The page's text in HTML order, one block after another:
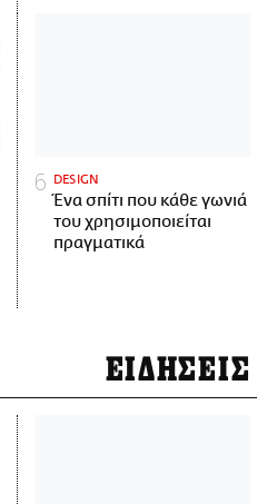
DESIGN
Ένα σπίτι που κάθε γωνιά
του χρησιμοποιείται
πραγματικά
ΕΙΔΗΣΕΙΣ